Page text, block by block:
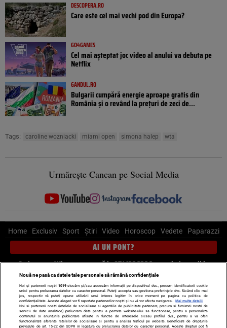
DESCOPERA.RO
Care este cel mai vechi pod din Europa?
GO4GAMES
Cel mai așteptat joc video al anului va debuta pe
Netflix
GANDUL.RO
Bulgarii cumpără energie aproape gratis din
România și o revând la prețuri de zeci de...
Tags: caroline wozniacki miami open simona halep wta
Urmărește Cancan pe Social Media
Home Exclusiv Sport Știri Video Horoscop Vedete Paparazzi
AI UN PONT?
Scrie-ne pe Whatsapp, sună la 0741226226 sau trimite mail la
pont@cancan.ro
Știri interne Știri externe
Politică
Ultimele stiri
Diete Insula Iubirii Dictionar de vise
LIFE STYLE
Nouă ne pasă ca datele tale personale să rămână confidențiale
Noi și partenerii noștri 1019stocăm și/sau accesăm informații pe dispozitivul dvs., precum identificatorii cookie
unici pentru prelucrarea datelor cu caracter personal. Puteți accepta sau gestiona preferințele dvs. făcând clic mai
jos, respectiv vă puteți opune utilizării unui interes legitim în orice moment pe pagina cu politica de
confidențialitate. Aceste alegeri vor fi raportate partenerilor noștri și nu vă vor afecta navigarea.
Mai multe detalii
Noi si partenerii nostri (retelele de socializare si agentiile de publicitate partenere, precum si furnizorii nostri de
servicii de date analitice) prelucram date pentru a permite website-ului sa functioneze, pentru a personaliza
continutul si anunturile publicitare afisate in functie de interesele si/sau profilul dvs., pentru a va oferi
functionalitati aferente retelelor de socializare si pentru a analiza traficul pe website. Beneficiati de drepturile
prevazute de art. 15-22 din GDPR in legatura cu prelucrarea datelor cu caracter personal. Aceste drepturi pot fi